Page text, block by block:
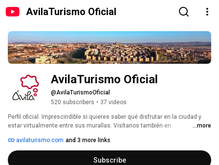
AvilaTurismo Oficial
AvilaTurismo Oficial
@AvilaTurismoOficial
520 subscribers • 37 videos
Perfil oficial. Imprescindible si quieres saber qué disfrutar en la ciudad y
estar virtualmente entre sus murallas. Visítanos también en
...more
avilaturismo.com and 3 more links
Subscribe